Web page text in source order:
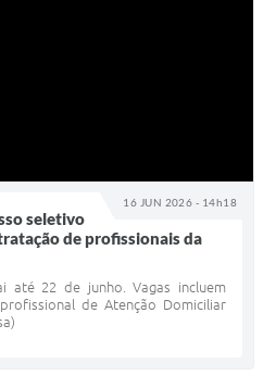
16 JUN 2026 - 14h18
seletivo
de profissionais da
até 22 de junho. Vagas incluem
de Atenção Domiciliar